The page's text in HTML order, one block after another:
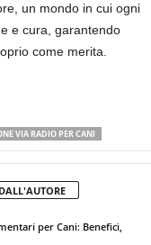
un mondo in cui ogni
e cura, garantendo
come merita.
VIA RADIO PER CANI
per Cani: Benefici,